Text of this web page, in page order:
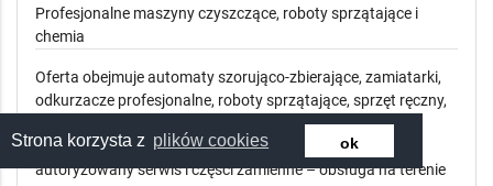
Strona korzysta z plików cookies ok
Profesjonalne maszyny czyszczące, roboty sprzątające i
chemia
Oferta obejmuje automaty szorująco-zbierające, zamiatarki,
odkurzacze profesjonalne, roboty sprzątające, sprzęt ręczny,
pady, środki czystości oraz wózki hotelowe i serwisowe.
Doradztwo, prezentacje, wynajem, szkolenia oraz
autoryzowany serwis i części zamienne – obsługa na terenie